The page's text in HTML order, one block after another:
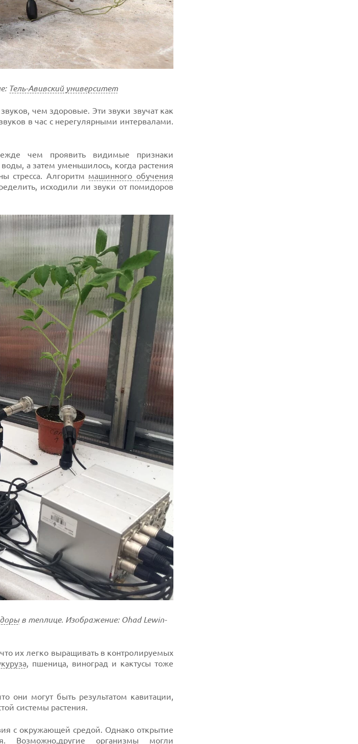
Тель-Авивский университет
чем здоровые. Эти звуки звучат как
в час с нерегулярными интервалами.
чем проявить видимые признаки
а затем уменьшилось, когда растения
стресса. Алгоритм машинного обучения
исходили ли звуки от помидоров
в теплице. Изображение: Ohad Lewin-
их легко выращивать в контролируемых
, пшеница, виноград и кактусы тоже
они могут быть результатом кавитации,
системы растения.
с окружающей средой. Однако открытие
Возможно,другие организмы могли